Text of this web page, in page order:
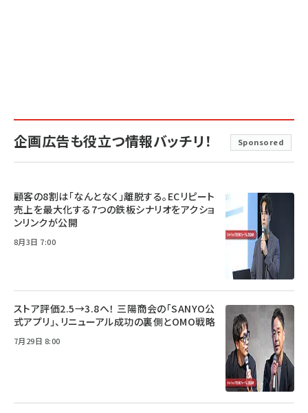
企画広告も役立つ情報バッチリ！ Sponsored
顧客の8割は「なんとなく」離脱する。ECリピート
売上を最大化する7つの鉄板シナリオをアクショ
ンリンクが公開
8月3日 7:00
ストア評価2.5→3.8へ！ 三陽商会の「SANYO公
式アプリ」、リニューアル成功の裏側とOMO戦略
7月29日 8:00